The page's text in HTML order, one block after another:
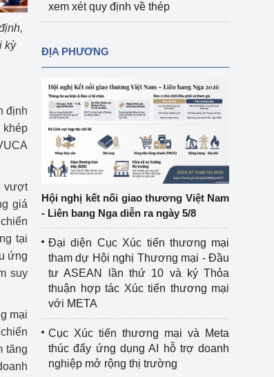
kỳ
định
khép
vượt
giá
tại
ứng
suy
mại
tăng
xem xét quy định về thép
ĐỊA PHƯƠNG
Hội nghị kết nối giao thương Việt Nam
- Liên bang Nga diễn ra ngày 5/8
Đại diện Cục Xúc tiến thương mại
tham dự Hội nghị Thương mại - Đầu
tư ASEAN lần thứ 10 và ký Thỏa
thuận hợp tác Xúc tiến thương mại
với META
Cục Xúc tiến thương mại và Meta
thúc đẩy ứng dụng AI hỗ trợ doanh
nghiệp mở rộng thị trường